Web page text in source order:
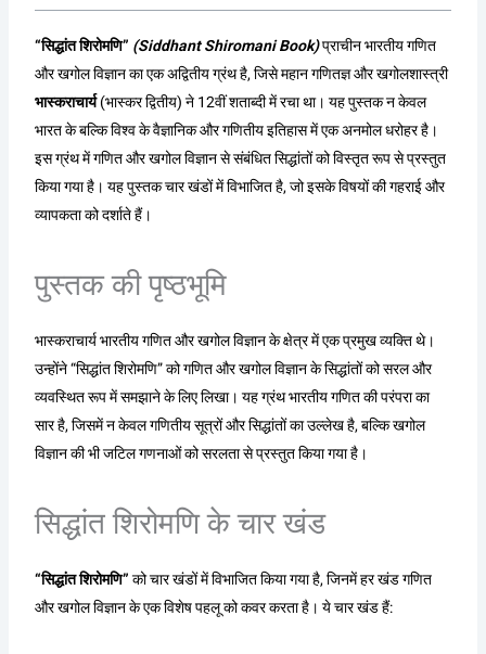
“सिद्धांत शिरोमणि” (Siddhant Shiromani Book)प्राचीन भारतीय गणित
और खगोल विज्ञान का एक अद्वितीय ग्रंथ है, जिसे महान गणितज्ञ और खगोलशास्त्री
भास्कराचार्य(भास्कर द्वितीय) ने 12वीं शताब्दी में रचा था। यह पुस्तक न केवल
भारत के बल्कि विश्व के वैज्ञानिक और गणितीय इतिहास में एक अनमोल धरोहर है।
इस ग्रंथ में गणित और खगोल विज्ञान से संबंधित सिद्धांतों को विस्तृत रूप से प्रस्तुत
किया गया है। यह पुस्तक चार खंडों में विभाजित है, जो इसके विषयों की गहराई और
व्यापकता को दर्शाते हैं।
पुस्तक की पृष्ठभूमि
भास्कराचार्य भारतीय गणित और खगोल विज्ञान के क्षेत्र में एक प्रमुख व्यक्ति थे।
उन्होंने “सिद्धांत शिरोमणि” को गणित और खगोल विज्ञान के सिद्धांतों को सरल और
व्यवस्थित रूप में समझाने के लिए लिखा। यह ग्रंथ भारतीय गणित की परंपरा का
सार है, जिसमें न केवल गणितीय सूत्रों और सिद्धांतों का उल्लेख है, बल्कि खगोल
विज्ञान की भी जटिल गणनाओं को सरलता से प्रस्तुत किया गया है।
सिद्धांत शिरोमणि के चार खंड
“सिद्धांत शिरोमणि”को चार खंडों में विभाजित किया गया है, जिनमें हर खंड गणित
और खगोल विज्ञान के एक विशेष पहलू को कवर करता है। ये चार खंड हैं: